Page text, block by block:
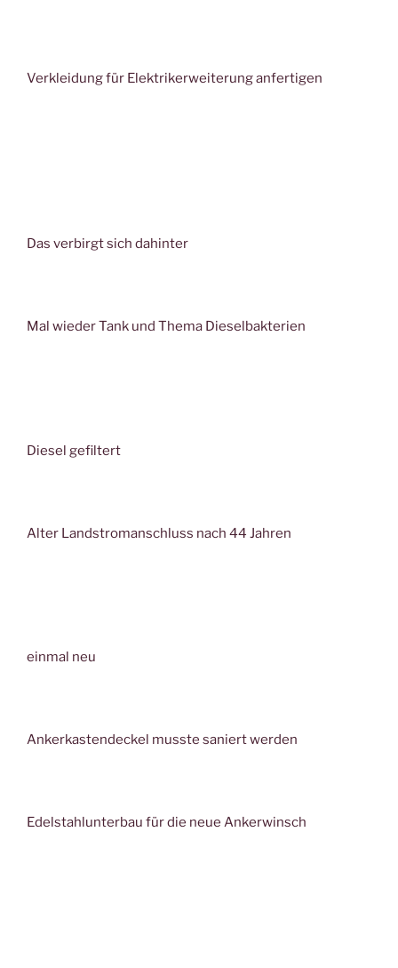
Verkleidung für Elektrikerweiterung anfertigen
Das verbirgt sich dahinter
Mal wieder Tank und Thema Dieselbakterien
Diesel gefiltert
Alter Landstromanschluss nach 44 Jahren
einmal neu
Ankerkastendeckel musste saniert werden
Edelstahlunterbau für die neue Ankerwinsch